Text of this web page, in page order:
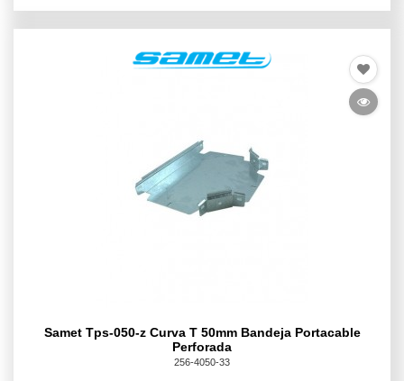
Samet Tps-050-z Curva T 50mm Bandeja Portacable
Perforada
256-4050-33